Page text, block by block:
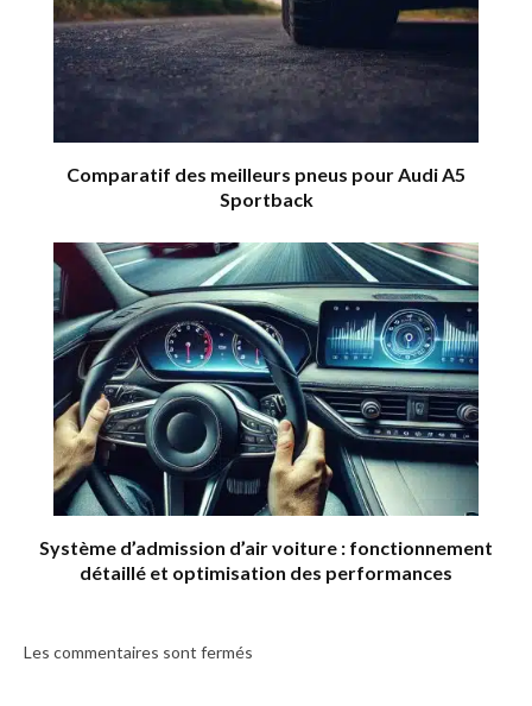
Comparatif des meilleurs pneus pour Audi A5
Sportback
Système d’admission d’air voiture : fonctionnement
détaillé et optimisation des performances
Les commentaires sont fermés